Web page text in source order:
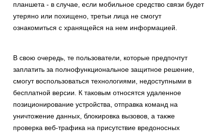
планшета - в случае, если мобильное средство связи будет
утеряно или похищено, третьи лица не смогут
ознакомиться с хранящейся на нем информацией.
В свою очередь, те пользователи, которые предпочтут
заплатить за полнофункциональное защитное решение,
смогут воспользоваться технологиями, недоступными в
бесплатной версии. К таковым относятся удаленное
позиционирование устройства, отправка команд на
уничтожение данных, блокировка вызовов, а также
проверка веб-трафика на присутствие вредоносных